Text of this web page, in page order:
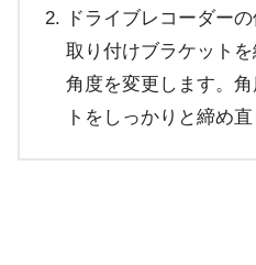
ドライブレコーダー
取り付けブラケット
角度を変更します。
トをしっかりと締め